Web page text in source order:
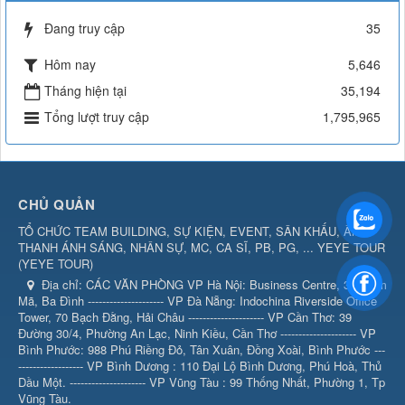
Đang truy cập
35
Hôm nay
5,646
Tháng hiện tại
35,194
Tổng lượt truy cập
1,795,965
CHỦ QUẢN
TỔ CHỨC TEAM BUILDING, SỰ KIỆN, EVENT, SÂN KHẤU, ÂM
THANH ÁNH SÁNG, NHÂN SỰ, MC, CA SĨ, PB, PG, ... YEYE TOUR
(YEYE TOUR)
Địa chỉ: CÁC VĂN PHÒNG VP Hà Nội: Business Centre, 360 Kim
Mã, Ba Đình --------------------- VP Đà Nẵng: Indochina Riverside Office
Tower, 70 Bạch Đằng, Hải Châu --------------------- VP Cần Thơ: 39
Đường 30/4, Phường An Lạc, Ninh Kiều, Cần Thơ --------------------- VP
Bình Phước: 988 Phú Riềng Đỏ, Tân Xuân, Đồng Xoài, Bình Phước ---
------------------ VP Bình Dương : 110 Đại Lộ Bình Dương, Phú Hoà, Thủ
Dầu Một. --------------------- VP Vũng Tàu : 99 Thống Nhất, Phường 1, Tp
Vũng Tàu.